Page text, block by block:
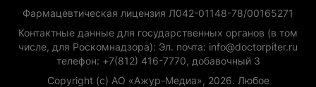
Фармацевтическая лицензия Л042-01148-78/00165271
Контактные данные для государственных органов (в том
числе, для Роскомнадзора): Эл. почта: info@doctorpiter.ru
телефон: +7(812) 416-7770, добавочный 3
Copyright (с) АО «Ажур-Медиа», 2026. Любое